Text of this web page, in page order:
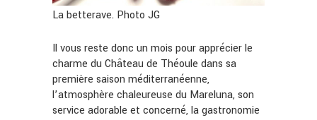
La betterave. Photo JG
Il vous reste donc un mois pour apprécier le
charme du Château de Théoule dans sa
première saison méditerranéenne,
l’atmosphère chaleureuse du Mareluna, son
service adorable et concerné, la gastronomie